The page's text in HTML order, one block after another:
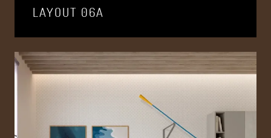
LAYOUT 06A